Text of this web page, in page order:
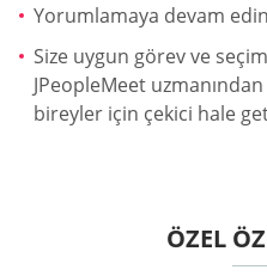
Yorumlamaya devam
Size uygun görev ve
JPeopleMeet
bireyler için çekici hale
ÖZEL